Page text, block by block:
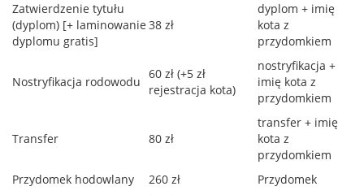
Zatwierdzenie tytułu
(dyplom) [+ laminowanie
dyplomu gratis]
38 zł
dyplom + imię
kota z
przydomkiem
Nostryfikacja rodowodu
60 zł (+5 zł
rejestracja kota)
nostryfikacja +
imię kota z
przydomkiem
Transfer 80 zł
transfer + imię
kota z
przydomkiem
Przydomek hodowlany
260 zł Przydomek